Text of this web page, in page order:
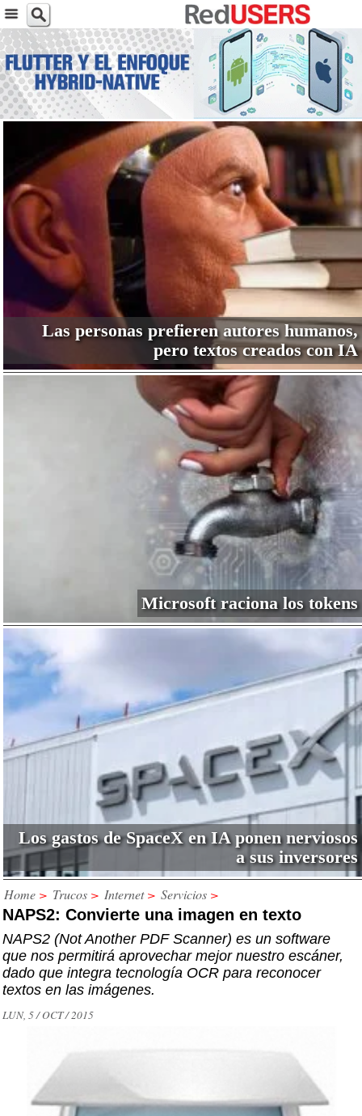
Las personas prefieren autores humanos,
pero textos creados con IA
Microsoft raciona los tokens
Los gastos de SpaceX en IA ponen nerviosos
a sus inversores
Home > Trucos > Internet > Servicios >
NAPS2: Convierte una imagen en texto
NAPS2 (Not Another PDF Scanner) es un software
que nos permitirá aprovechar mejor nuestro escáner,
dado que integra tecnología OCR para reconocer
textos en las imágenes.
LUN, 5 / OCT / 2015